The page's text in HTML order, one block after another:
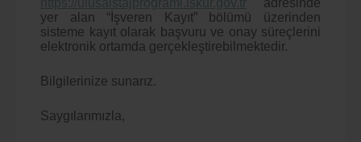
https://ulusalstajprogrami.iskur.gov.tr adresinde
yer alan “İşveren Kayıt” bölümü üzerinden
sisteme kayıt olarak başvuru ve onay süreçlerini
elektronik ortamda gerçekleştirebilmektedir.
Bilgilerinize sunarız.
Saygılarımızla,